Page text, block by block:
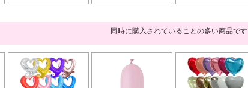
同時に購入されていることの多い商品です